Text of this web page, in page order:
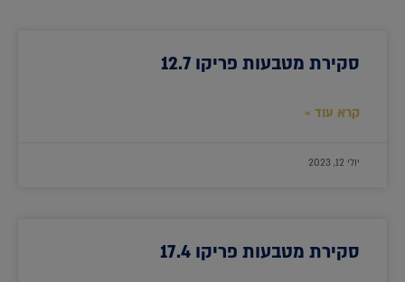
סקירת מטבעות פריקו 12.7
קרא עוד »
יולי 12, 2023
סקירת מטבעות פריקו 17.4